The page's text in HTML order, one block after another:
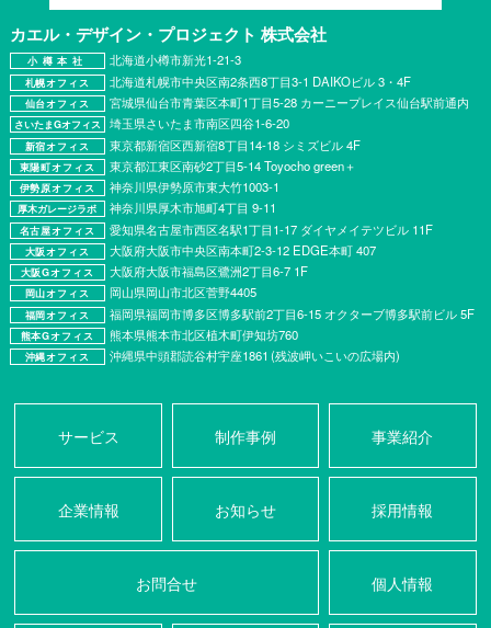
カエル・デザイン・プロジェクト 株式会社
小樽本社 北海道小樽市新光1-21-3
札幌オフィス 北海道札幌市中央区南2条西8丁目3-1 DAIKOビル 3・4F
仙台オフィス 宮城県仙台市青葉区本町1丁目5-28 カーニープレイス仙台駅前通内
さいたまGオフィス 埼玉県さいたま市南区四谷1-6-20
新宿オフィス 東京都新宿区西新宿8丁目14-18 シミズビル 4F
東陽町オフィス 東京都江東区南砂2丁目5-14 Toyocho green＋
伊勢原オフィス 神奈川県伊勢原市東大竹1003-1
厚木ガレージラボ 神奈川県厚⽊市旭町4丁⽬ 9-11
名古屋オフィス 愛知県名古屋市西区名駅1丁目1-17 ダイヤメイテツビル 11F
大阪オフィス 大阪府大阪市中央区南本町2-3-12 EDGE本町 407
大阪Gオフィス 大阪府大阪市福島区鷺洲2丁目6-7 1F
岡山オフィス 岡山県岡山市北区菅野4405
福岡オフィス 福岡県福岡市博多区博多駅前2丁目6-15 オクターブ博多駅前ビル 5F
熊本Gオフィス 熊本県熊本市北区植木町伊知坊760
沖縄オフィス 沖縄県中頭郡読谷村宇座1861 (残波岬いこいの広場内)
サービス 制作事例 事業紹介
企業情報 お知らせ 採用情報
お問合せ 個人情報